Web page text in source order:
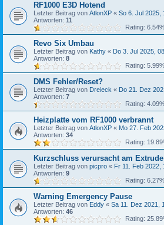
RF1000 E3D Hotend
Letzter Beitrag von AtlonXP « So 6. Jul 2025,
Antworten: 11
Rating:
Revo Six Umbau
Letzter Beitrag von Kathy « Do 3. Jul 2025,
Antworten: 8
Rating:
DMS Fehler/Reset?
Letzter Beitrag von Dreieck « Do 21. Dez
Antworten: 7
Rating:
Heizplatte vom RF1000 verbrannt
Letzter Beitrag von AtlonXP « Mo 27. Feb
Antworten: 34
Rating:
Kurzschluss verursacht am
Letzter Beitrag von picpro « Fr 11. Feb 2022,
Antworten: 9
Rating:
Warning Emergency Pause
Letzter Beitrag von Eddy « Sa 11. Dez 2021,
Antworten: 46
Rating: